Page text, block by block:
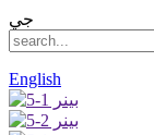
جي
English